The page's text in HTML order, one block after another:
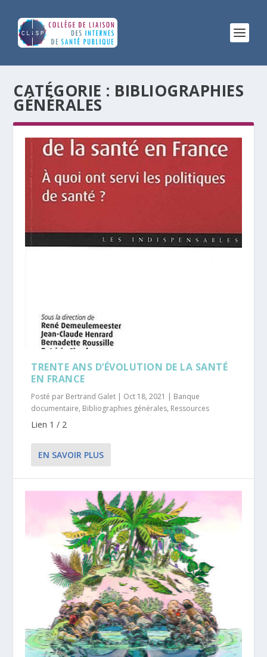
CATÉGORIE : BIBLIOGRAPHIES
GÉNÉRALES
TRENTE ANS D’ÉVOLUTION DE LA SANTÉ
EN FRANCE
Posté par Bertrand Galet | Oct 18, 2021 | Banque
documentaire, Bibliographies générales, Ressources
Lien 1 / 2
EN SAVOIR PLUS